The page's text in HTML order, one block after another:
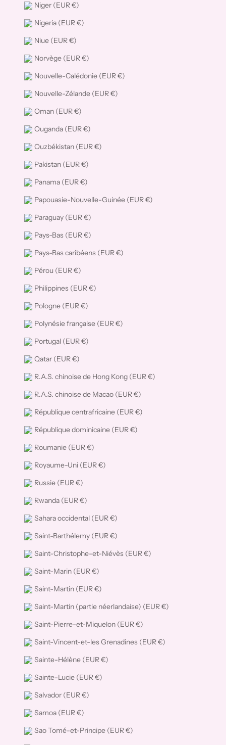
Niger (EUR €)
Nigeria (EUR €)
Niue (EUR €)
Norvège (EUR €)
Nouvelle-Calédonie (EUR €)
Nouvelle-Zélande (EUR €)
Oman (EUR €)
Ouganda (EUR €)
Ouzbékistan (EUR €)
Pakistan (EUR €)
Panama (EUR €)
Papouasie-Nouvelle-Guinée (EUR €)
Paraguay (EUR €)
Pays-Bas (EUR €)
Pays-Bas caribéens (EUR €)
Pérou (EUR €)
Philippines (EUR €)
Pologne (EUR €)
Polynésie française (EUR €)
Portugal (EUR €)
Qatar (EUR €)
R.A.S. chinoise de Hong Kong (EUR €)
R.A.S. chinoise de Macao (EUR €)
République centrafricaine (EUR €)
République dominicaine (EUR €)
Roumanie (EUR €)
Royaume-Uni (EUR €)
Russie (EUR €)
Rwanda (EUR €)
Sahara occidental (EUR €)
Saint-Barthélemy (EUR €)
Saint-Christophe-et-Niévès (EUR €)
Saint-Marin (EUR €)
Saint-Martin (EUR €)
Saint-Martin (partie néerlandaise) (EUR €)
Saint-Pierre-et-Miquelon (EUR €)
Saint-Vincent-et-les Grenadines (EUR €)
Sainte-Hélène (EUR €)
Sainte-Lucie (EUR €)
Salvador (EUR €)
Samoa (EUR €)
Sao Tomé-et-Principe (EUR €)